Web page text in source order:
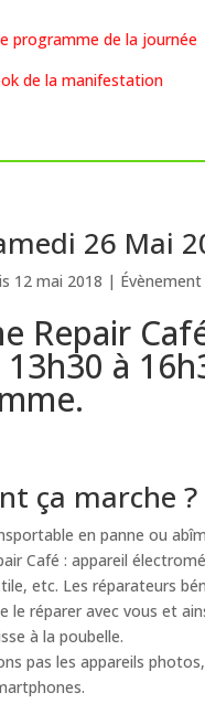
programme de la journée
de la manifestation
26 Mai
12 mai 2018 | Évènement
Repair
à
ça marche ?
en panne ou
Café : appareil
etc. Les réparateurs
le réparer avec vous et
à la poubelle.
pas les appareils